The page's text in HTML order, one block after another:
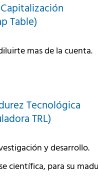
Table)
mas de la cuenta.
Tecnológica
TRL)
y desarrollo.
científica, para su